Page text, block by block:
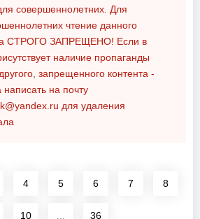
совершеннолетних. Для
чтение данного
СТРОГО ЗАПРЕЩЕНО! Если в
наличие пропаганды
запрещенного контента -
написать на почту
для удаления
4 5 6 7 8
10 ... 36